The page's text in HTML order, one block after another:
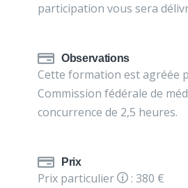
participation vous sera
Observations
Cette formation est agréée
Commission fédérale de
concurrence de 2,5 heures.
Prix
Prix particulier
: 380 €